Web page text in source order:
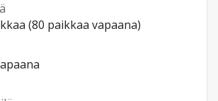
(80 paikkaa vapaana)